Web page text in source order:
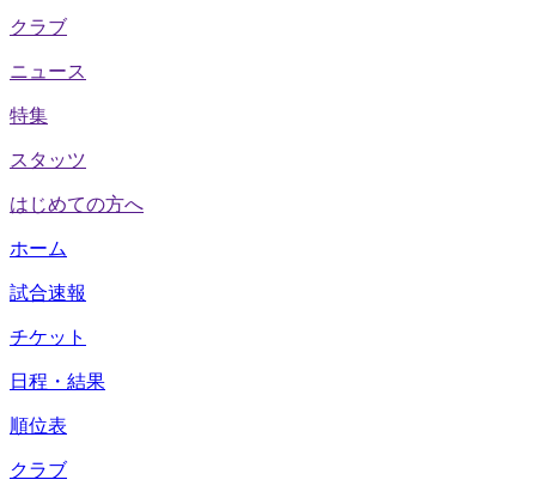
クラブ
ニュース
特集
スタッツ
はじめての方へ
ホーム
試合速報
チケット
日程・結果
順位表
クラブ